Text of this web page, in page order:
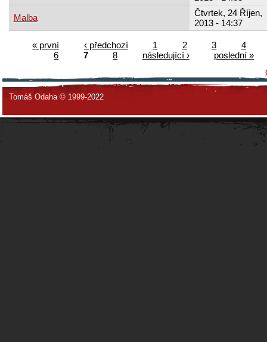
Malba
Čtvrtek, 24 Říjen,
2013 - 14:37
« první ‹ předchozí 1 2 3
4
6
7 8 následující ›
poslední »
Tomáš Odaha © 1999-2022